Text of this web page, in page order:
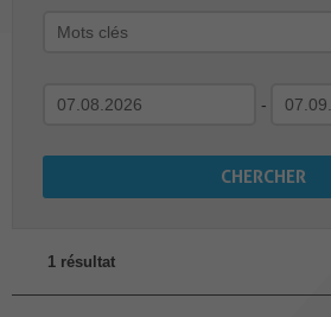
-
1 résultat